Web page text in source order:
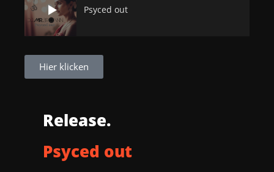
Psyced out
Hier klicken
Release.
Psyced out